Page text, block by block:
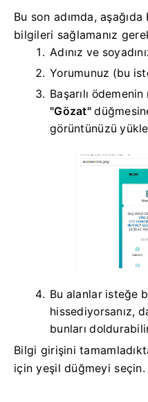
Bu son adımda,
bilgileri sağlamanız
Adınız ve
Yorumunuz (bu
Başarılı
"Gözat"
görüntünüzü
Bu alanlar isteğe
hissediyorsanız,
bunları
Bilgi girişini
için yeşil düğmeyi seçin.